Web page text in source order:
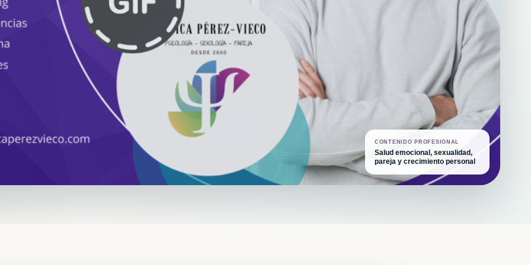
CONTENIDO PROFESIONAL
Salud emocional, sexualidad,
pareja y crecimiento personal